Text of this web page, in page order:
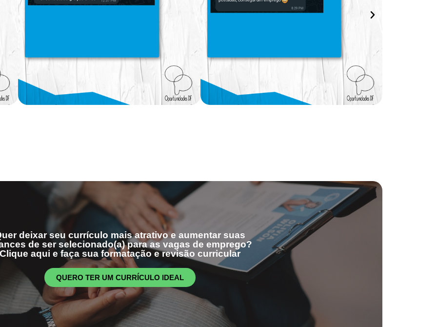
deixar seu currículo mais atrativo e aumentar suas
de ser selecionado(a) para as vagas de emprego?
aqui e faça sua formatação e revisão curricular
QUERO TER UM CURRÍCULO IDEAL